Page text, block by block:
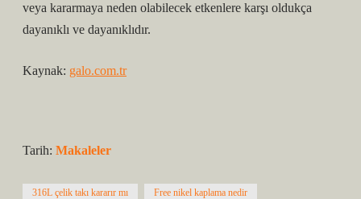
veya kararmaya neden olabilecek etkenlere karşı oldukça
dayanıklı ve dayanıklıdır.
Kaynak: galo.com.tr
Tarih: Makaleler
316L çelik takı kararır mı Free nikel kaplama nedir